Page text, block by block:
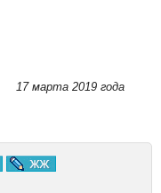
17 марта 2019 года